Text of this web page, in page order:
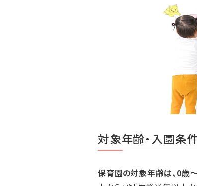
対象年齢・入園条
保育園の対象年齢は、0歳